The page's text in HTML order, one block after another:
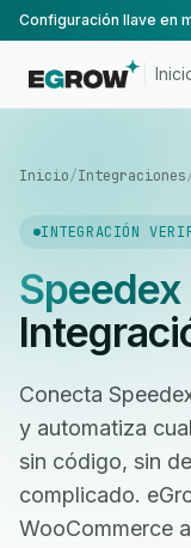
Inicio/Integraciones
INTEGRACIÓN
Speedex
Conecta
y automatiza
sin código, sin
complicado.
WooCommerce